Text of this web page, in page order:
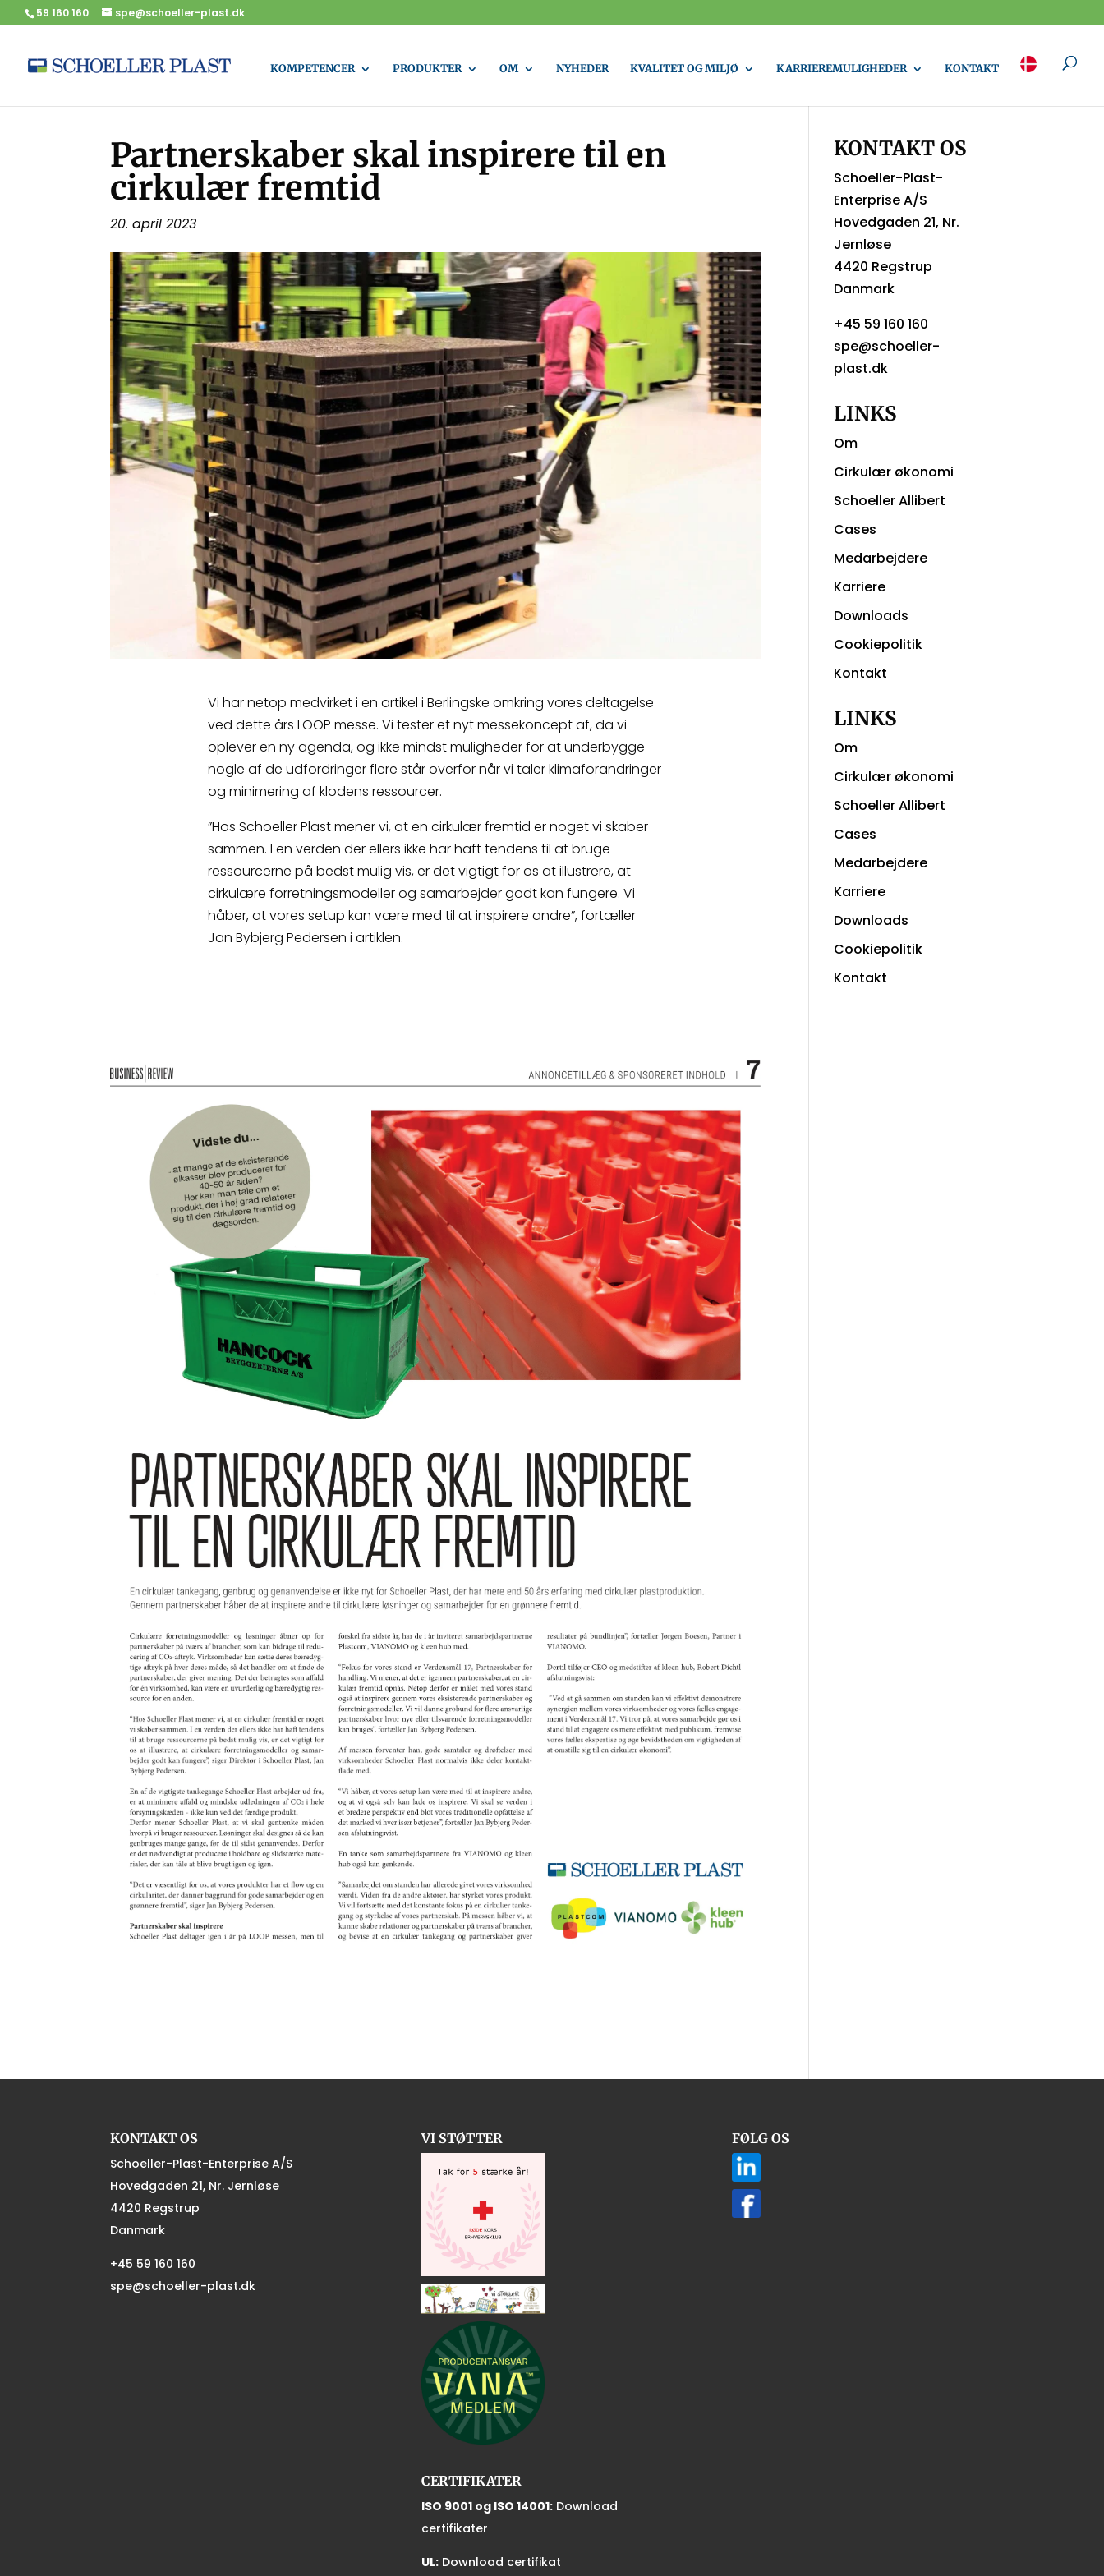
59 160 160 spe@schoeller-plast.dk
KOMPETENCER PRODUKTER OM NYHEDER KVALITET OG MILJØ KARRIEREMULIGHEDER KONTAKT
Partnerskaber skal inspirere til en
cirkulær fremtid
20. april 2023
Vi har netop medvirket i en artikel i Berlingske omkring vores deltagelse
ved dette års LOOP messe. Vi tester et nyt messekoncept af, da vi
oplever en ny agenda, og ikke mindst muligheder for at underbygge
nogle af de udfordringer flere står overfor når vi taler klimaforandringer
og minimering af klodens ressourcer.
”Hos Schoeller Plast mener vi, at en cirkulær fremtid er noget vi skaber
sammen. I en verden der ellers ikke har haft tendens til at bruge
ressourcerne på bedst mulig vis, er det vigtigt for os at illustrere, at
cirkulære forretningsmodeller og samarbejder godt kan fungere. Vi
håber, at vores setup kan være med til at inspirere andre”, fortæller
Jan Bybjerg Pedersen i artiklen.
KONTAKT OS
Schoeller-Plast-
Enterprise A/S
Hovedgaden 21, Nr.
Jernløse
4420 Regstrup
Danmark
+45 59 160 160
spe@schoeller-
plast.dk
LINKS
Om
Cirkulær økonomi
Schoeller Allibert
Cases
Medarbejdere
Karriere
Downloads
Cookiepolitik
Kontakt
LINKS
Om
Cirkulær økonomi
Schoeller Allibert
Cases
Medarbejdere
Karriere
Downloads
Cookiepolitik
Kontakt
KONTAKT OS
Schoeller-Plast-Enterprise A/S
Hovedgaden 21, Nr. Jernløse
4420 Regstrup
Danmark
+45 59 160 160
spe@schoeller-plast.dk
VI STØTTER
CERTIFIKATER
ISO 9001 og ISO 14001: Download
certifikater
UL: Download certifikat
FØLG OS